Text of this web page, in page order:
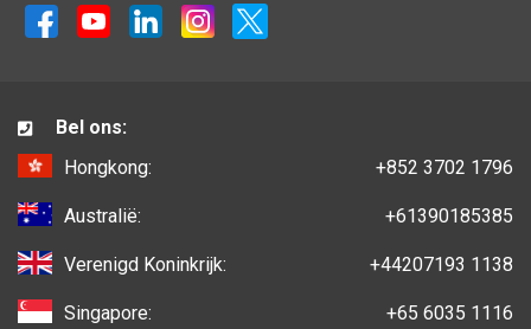
Bel ons:
Hongkong:
+852 3702 1796
Australië: +61390185385
Verenigd Koninkrijk: +44207193 1138
Singapore: +65 6035 1116